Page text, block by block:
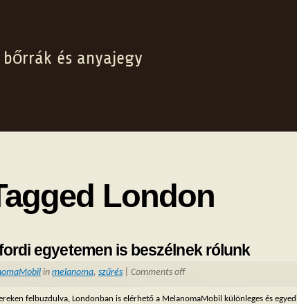
és anyajegy
London
egyetemen is beszélnek rólunk
in melanoma, szűrés Comments off
felbuzdulva, Londonban is elérhető a MelanomaMobil különleges és